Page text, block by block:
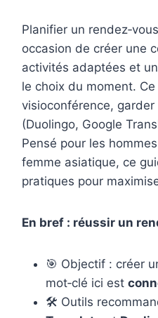
Planifier un
occasion de créer une
activités adaptées et
le choix du moment.
visioconférence,
(Duolingo, Google
Pensé pour les
femme asiatique, ce
pratiques pour
En bref : réussir un
🎯 Objectif : créer
mot‑clé ici est
🛠️ Outils